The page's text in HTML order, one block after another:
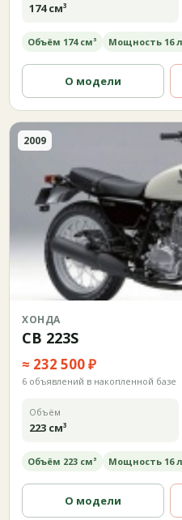
174 см³
Объём 174 см³ Мощность 16
О модели
2009
ХОНДА
CB 223S
≈ 232 500 ₽
6 объявлений в накопленной базе
Объём
223 см³
Объём 223 см³ Мощность 16
О модели